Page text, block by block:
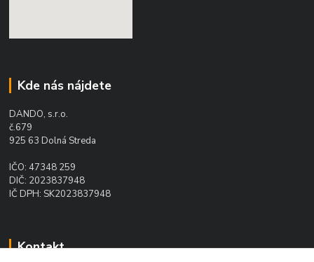
Kde nás nájdete
DANDO, s.r.o.
č.679
925 63 Dolná Streda
IČO: 47348 259
DIČ: 2023837948
IČ DPH: SK2023837948
Kontakt